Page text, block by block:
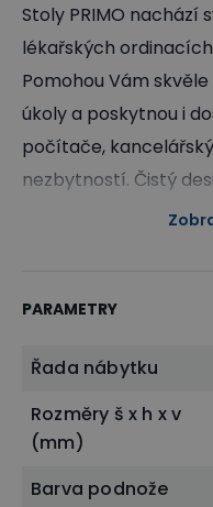
Stoly PRIMO nachází
lékařských
Pomohou Vám
úkoly a poskytnou i
počítače,
nezbytností. Čistý
podporuje kvalitní
ABS hranou, která
PARAMETRY
Řada nábytku
Rozměry š x h x v
(mm)
Barva podnože